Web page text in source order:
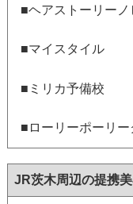
■ヘアストーリーノ
■マイスタイル
■ミリカ予備校
■ローリーポーリー
JR茨木周辺の提携